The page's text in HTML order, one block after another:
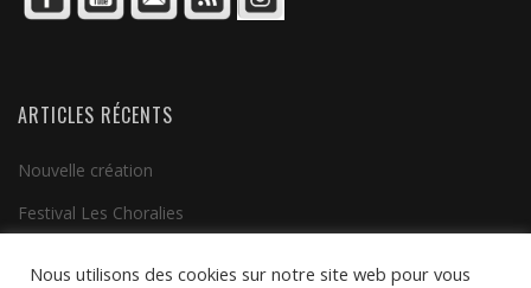
ARTICLES RÉCENTS
Nouvelle création
Festival Les Choralies
Nous utilisons des cookies sur notre site web pour vous